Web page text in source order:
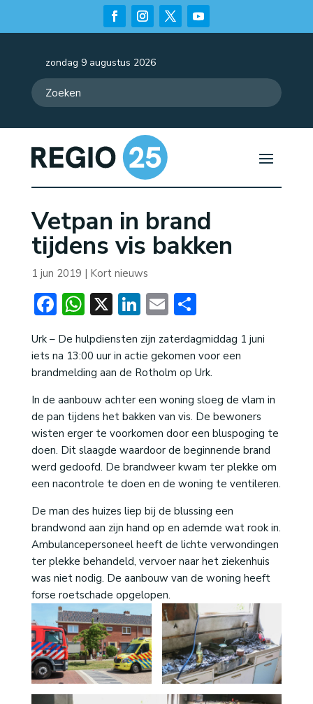
zondag 9 augustus 2026
Vetpan in brand
tijdens vis bakken
1 jun 2019 | Kort nieuws
Facebook
WhatsApp
X LinkedIn
EmailDelen
Urk – De hulpdiensten zijn zaterdagmiddag 1 juni
iets na 13:00 uur in actie gekomen voor een
brandmelding aan de Rotholm op Urk.
In de aanbouw achter een woning sloeg de vlam in
de pan tijdens het bakken van vis. De bewoners
wisten erger te voorkomen door een bluspoging te
doen. Dit slaagde waardoor de beginnende brand
werd gedoofd. De brandweer kwam ter plekke om
een nacontrole te doen en de woning te ventileren.
De man des huizes liep bij de blussing een
brandwond aan zijn hand op en ademde wat rook in.
Ambulancepersoneel heeft de lichte verwondingen
ter plekke behandeld, vervoer naar het ziekenhuis
was niet nodig. De aanbouw van de woning heeft
forse roetschade opgelopen.